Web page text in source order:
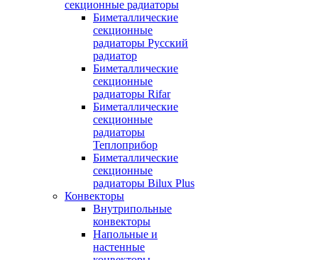
секционные радиаторы
Биметаллические
секционные
радиаторы Русский
радиатор
Биметаллические
секционные
радиаторы Rifar
Биметаллические
секционные
радиаторы
Теплоприбор
Биметаллические
секционные
радиаторы Bilux Plus
Конвекторы
Внутрипольные
конвекторы
Напольные и
настенные